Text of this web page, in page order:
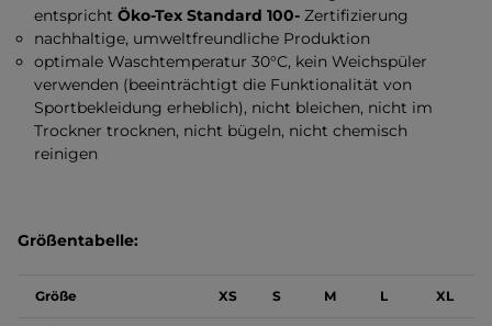
entsprichtÖko-Tex Standard 100- Zertifizierung
nachhaltige, umweltfreundliche Produktion
optimale Waschtemperatur 30°C, kein Weichspüler
verwenden (beeinträchtigt die Funktionalität von
Sportbekleidung erheblich), nicht bleichen, nicht im
Trockner trocknen, nicht bügeln, nicht chemisch
reinigen
Größentabelle:
Größe XS S M L XL